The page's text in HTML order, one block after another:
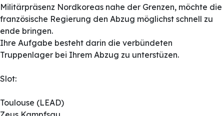
Militärpräsenz Nordkoreas nahe der Grenzen, möchte die
französische Regierung den Abzug möglichst schnell zu
ende bringen.
Ihre Aufgabe besteht darin die verbündeten
Truppenlager bei Ihrem Abzug zu unterstüzen.
Slot:
Toulouse (LEAD)